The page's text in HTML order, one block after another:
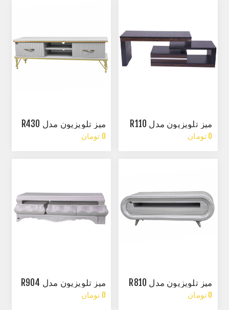
میز تلویزیون مدل R110
0 تومان
میز تلویزیون مدل R430
0 تومان
میز تلویزیون مدل R810
0 تومان
میز تلویزیون مدل R904
0 تومان